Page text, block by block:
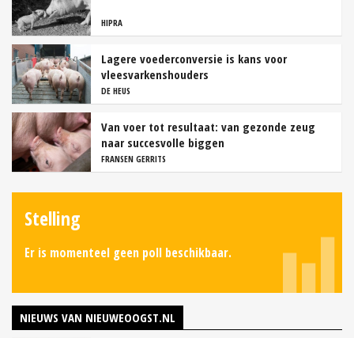
HIPRA
Lagere voederconversie is kans voor
vleesvarkenshouders
DE HEUS
Van voer tot resultaat: van gezonde zeug
naar succesvolle biggen
FRANSEN GERRITS
Stelling
Er is momenteel geen poll beschikbaar.
NIEUWS VAN NIEUWEOOGST.NL